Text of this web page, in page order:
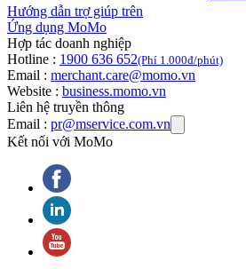
Hướng dẫn trợ giúp trên
Ứng dụng MoMo
Hợp tác doanh nghiệp
Hotline : 1900 636 652(Phí 1.000đ/phút)
Email : merchant.care@momo.vn
Website : business.momo.vn
Liên hệ truyền thông
Email : pr@mservice.com.vn
Kết nối với MoMo